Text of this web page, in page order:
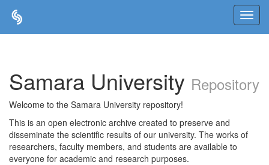
Samara University Repository
Welcome to the Samara University repository!
This is an open electronic archive created to preserve and
disseminate the scientific results of our university. The works of
researchers, faculty members, and students are available to
everyone for academic and research purposes.